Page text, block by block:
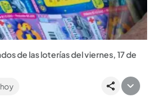
Noticia
de las loterías del viernes, 17 de
la Lotería de Medellín y hoy hay
los millones que le dejó un seco